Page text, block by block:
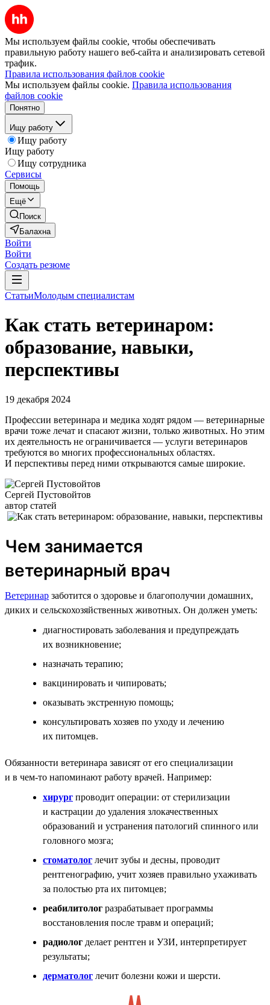
Мы используем файлы cookie, чтобы обеспечивать
правильную работу нашего веб-сайта и анализировать сетевой
трафик.
Правила использования файлов cookie
Мы используем файлы cookie. Правила использования
файлов cookie
Понятно
Ищу работу
Ищу работу
Ищу работу
Ищу сотрудника
Сервисы
Помощь
Ещё
Поиск
Балахна
Войти
Войти
Создать резюме
СтатьиМолодым специалистам
Как стать ветеринаром:
образование, навыки,
перспективы
19 декабря 2024
Профессии ветеринара и медика ходят рядом — ветеринарные
врачи тоже лечат и спасают жизни, только животных. Но этим
их деятельность не ограничивается — услуги ветеринаров
требуются во многих профессиональных областях.
И перспективы перед ними открываются самые широкие.
Сергей Пустовойтов
автор статей
Чем занимается
ветеринарный врач
Ветеринар заботится о здоровье и благополучии домашних,
диких и сельскохозяйственных животных. Он должен уметь:
диагностировать заболевания и предупреждать
их возникновение;
назначать терапию;
вакцинировать и чипировать;
оказывать экстренную помощь;
консультировать хозяев по уходу и лечению
их питомцев.
Обязанности ветеринара зависят от его специализации
и в чем-то напоминают работу врачей. Например:
хирург проводит операции: от стерилизации
и кастрации до удаления злокачественных
образований и устранения патологий спинного или
головного мозга;
стоматолог лечит зубы и десны, проводит
рентгенографию, учит хозяев правильно ухаживать
за полостью рта их питомцев;
реабилитолог разрабатывает программы
восстановления после травм и операций;
радиолог делает рентген и УЗИ, интерпретирует
результаты;
дерматолог лечит болезни кожи и шерсти.